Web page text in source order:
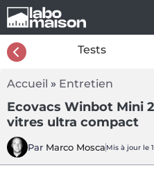
Aller
au
contenu
Tests
Accueil » Entretien
Ecovacs Winbot Mini
vitres ultra compact
Par Marco Mosca Mis à jour le